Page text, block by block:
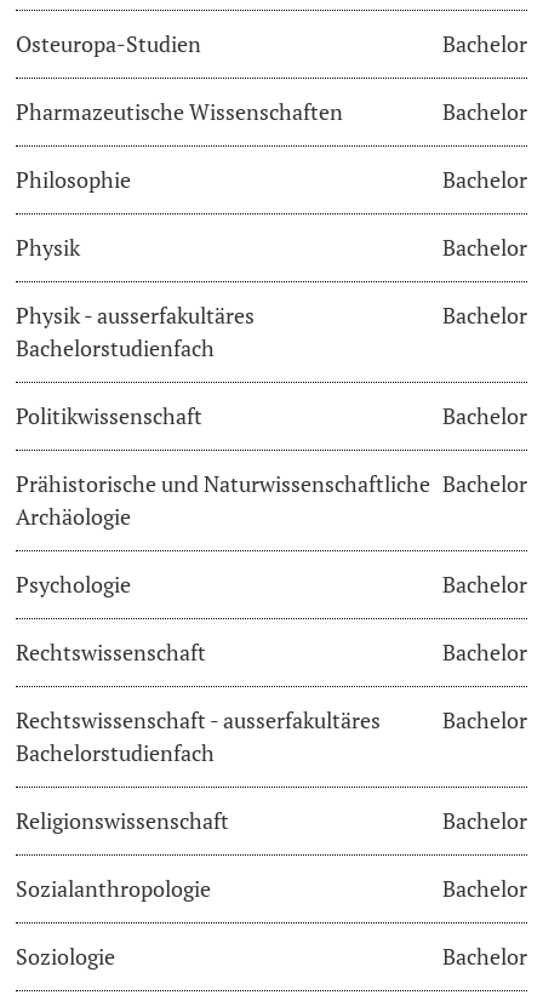
Osteuropa-Studien Bachelor
Pharmazeutische Wissenschaften Bachelor
Philosophie Bachelor
Physik Bachelor
Physik - ausserfakultäres
Bachelorstudienfach
Bachelor
Politikwissenschaft Bachelor
Prähistorische und Naturwissenschaftliche
Archäologie
Bachelor
Psychologie Bachelor
Rechtswissenschaft Bachelor
Rechtswissenschaft - ausserfakultäres
Bachelorstudienfach
Bachelor
Religionswissenschaft Bachelor
Sozialanthropologie Bachelor
Soziologie Bachelor